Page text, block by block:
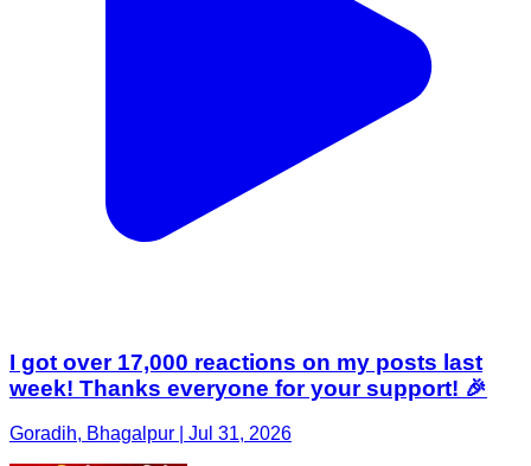
I got over 17,000 reactions on my posts last
week! Thanks everyone for your support! 🎉
Goradih, Bhagalpur | Jul 31, 2026